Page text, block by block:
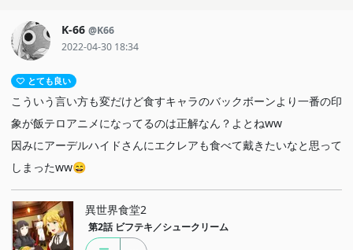
K-66 @K66
2022-04-30 18:34
とても良い
こういう言い方も変だけど食すキャラのバックボーンより一番の印
象が飯テロアニメになってるのは正解なん？よとねww
因みにアーデルハイドさんにエクレアも食べて戴きたいなと思って
しまったww😄
異世界食堂2
第2話 ビフテキ／シュークリーム